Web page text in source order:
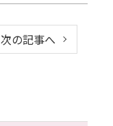
次の記事へ